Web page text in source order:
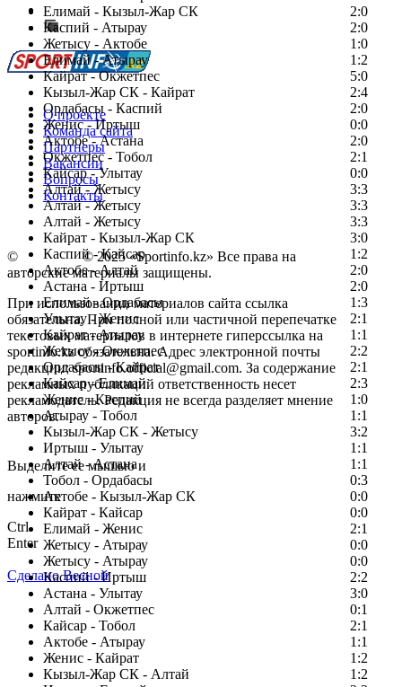
Елимай - Кызыл-Жар СК
2:0
Каспий - Атырау
2:0
Жетысу - Актобе
1:0
Елимай - Атырау
1:2
Кайрат - Окжетпес
5:0
Кызыл-Жар СК - Кайрат
2:4
Ордабасы - Каспий
2:0
Женис - Иртыш
0:0
Актобе - Астана
2:0
Окжетпес - Тобол
2:1
Кайсар - Улытау
0:0
Алтай - Жетысу
3:3
Алтай - Жетысу
3:3
Алтай - Жетысу
3:3
Кайрат - Кызыл-Жар СК
3:0
Каспий - Кайсар
1:2
Актобе - Алтай
2:0
Астана - Иртыш
2:0
Елимай - Ордабасы
1:3
Улытау - Женис
2:1
Кайрат - Атырау
1:1
Жетысу - Окжетпес
2:2
Ордабасы - Кайрат
2:1
Кайсар - Елимай
2:3
Женис - Каспий
1:0
Атырау - Тобол
1:1
Кызыл-Жар СК - Жетысу
3:2
Иртыш - Улытау
1:1
Алтай - Астана
1:1
Тобол - Ордабасы
0:3
Актобе - Кызыл-Жар СК
0:0
Кайрат - Кайсар
0:0
Елимай - Женис
2:1
Жетысу - Атырау
0:0
Жетысу - Атырау
0:0
Каспий - Иртыш
2:2
Астана - Улытау
3:0
Алтай - Окжетпес
0:1
Кайсар - Тобол
2:1
Актобе - Атырау
1:1
Женис - Кайрат
1:2
Кызыл-Жар СК - Алтай
1:2
Сообщить о мероприятии
Перейти на старый сайт
О проекте
Команда сайта
Партнеры
Вакансии
Вопросы
Контакты
© Copyright© 2025 «Sportinfo.kz» Все права на
авторские материалы защищены.
При использовании материалов сайта ссылка
обязательна. При полной или частичной перепечатке
текстовых материалов в интернете гиперссылка на
sportinfo.kz обязательна. Адрес электронной почты
редакции: sportinfo.official@gmail.com. За содержание
рекламных публикаций ответственность несет
рекламодатель. Редакция не всегда разделяет мнение
авторов.
Заметили ошибку в тексте?
Выделите ее мышью и
нажмите
Ctrl
Enter
Сделано Весной